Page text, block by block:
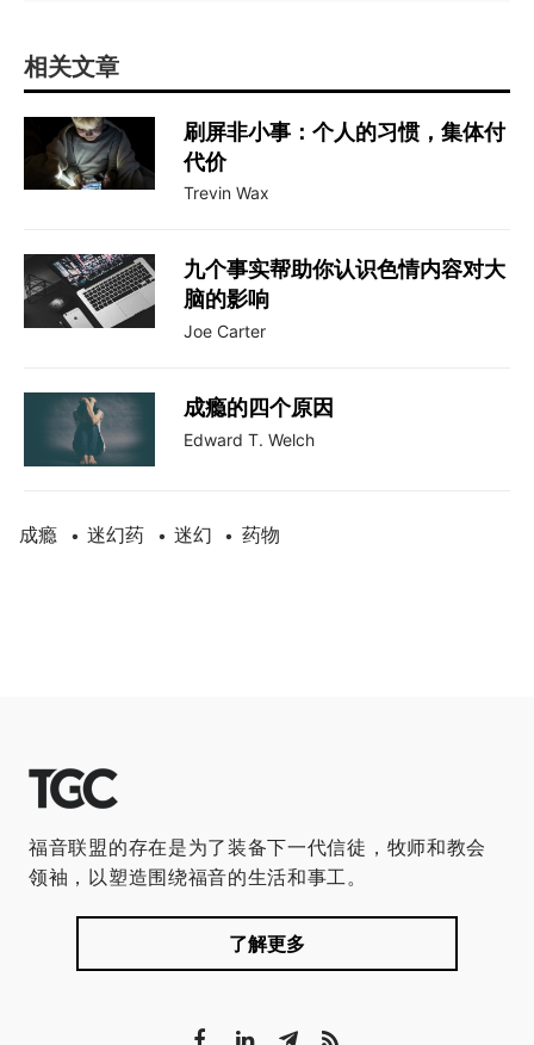
相关文章
刷屏非小事：个人的习惯，集体付
代价
Trevin Wax
九个事实帮助你认识色情内容对大
脑的影响
Joe Carter
成瘾的四个原因
Edward T. Welch
成瘾 • 迷幻药 • 迷幻 • 药物
福音联盟的存在是为了装备下一代信徒，牧师和教会
领袖，以塑造围绕福音的生活和事工。
了解更多